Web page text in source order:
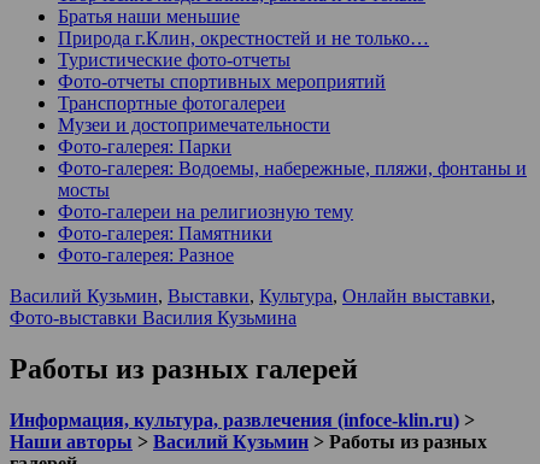
Братья наши меньшие
Природа г.Клин, окрестностей и не только…
Туристические фото-отчеты
Фото-отчеты спортивных мероприятий
Транспортные фотогалереи
Музеи и достопримечательности
Фото-галерея: Парки
Фото-галерея: Водоемы, набережные, пляжи, фонтаны и
мосты
Фото-галереи на религиозную тему
Фото-галерея: Памятники
Фото-галерея: Разное
Василий Кузьмин, Выставки, Культура, Онлайн выставки,
Фото-выставки Василия Кузьмина
Работы из разных галерей
Информация, культура, развлечения (infoce-klin.ru) >
Наши авторы > Василий Кузьмин > Работы из разных